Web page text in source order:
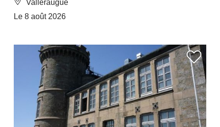
Valleraugue
Le 8 août 2026